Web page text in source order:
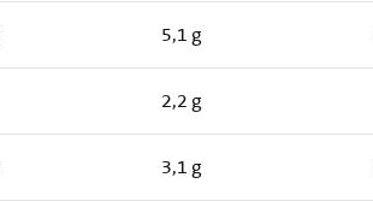
5,1 g
2,2 g
3,1 g